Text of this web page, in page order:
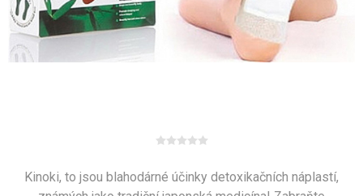
Kinoki, to jsou blahodárné účinky detoxikačních náplastí,